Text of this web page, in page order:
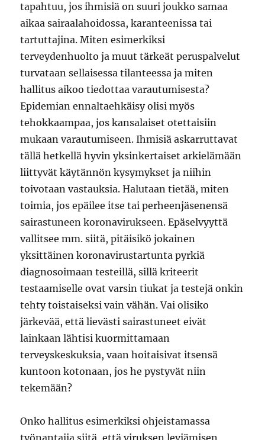
tapahtuu, jos ihmisiä on suuri joukko samaa
aikaa sairaalahoidossa, karanteenissa tai
tartuttajina. Miten esimerkiksi
terveydenhuolto ja muut tärkeät peruspalvelut
turvataan sellaisessa tilanteessa ja miten
hallitus aikoo tiedottaa varautumisesta?
Epidemian ennaltaehkäisy olisi myös
tehokkaampaa, jos kansalaiset otettaisiin
mukaan varautumiseen. Ihmisiä askarruttavat
tällä hetkellä hyvin yksinkertaiset arkielämään
liittyvät käytännön kysymykset ja niihin
toivotaan vastauksia. Halutaan tietää, miten
toimia, jos epäilee itse tai perheenjäsenensä
sairastuneen koronavirukseen. Epäselvyyttä
vallitsee mm. siitä, pitäisikö jokainen
yksittäinen koronavirustartunta pyrkiä
diagnosoimaan testeillä, sillä kriteerit
testaamiselle ovat varsin tiukat ja testejä onkin
tehty toistaiseksi vain vähän. Vai olisiko
järkevää, että lievästi sairastuneet eivät
lainkaan lähtisi kuormittamaan
terveyskeskuksia, vaan hoitaisivat itsensä
kuntoon kotonaan, jos he pystyvät niin
tekemään?
Onko hallitus esimerkiksi ohjeistamassa
työnantajia siitä, että viruksen leviämisen